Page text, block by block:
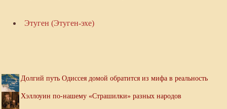
Этуген (Этуген-эхе)
Долгий путь Одиссея домой обратится из мифа в реальность
Хэллоуин по-нашему «Страшилки» разных народов